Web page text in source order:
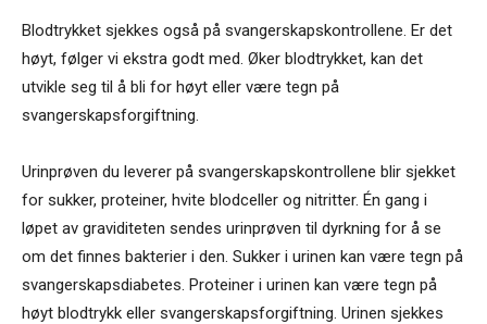
Blodtrykket sjekkes også på svangerskapskontrollene. Er det
høyt, følger vi ekstra godt med. Øker blodtrykket, kan det
utvikle seg til å bli for høyt eller være tegn på
svangerskapsforgiftning.
Urinprøven du leverer på svangerskapskontrollene blir sjekket
for sukker, proteiner, hvite blodceller og nitritter. Én gang i
løpet av graviditeten sendes urinprøven til dyrkning for å se
om det finnes bakterier i den. Sukker i urinen kan være tegn på
svangerskapsdiabetes. Proteiner i urinen kan være tegn på
høyt blodtrykk eller svangerskapsforgiftning. Urinen sjekkes